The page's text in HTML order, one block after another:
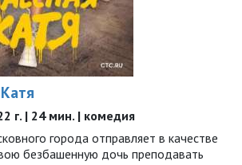
г. | 24 мин. | комедия
города отправляет в качестве
безбашенную дочь преподавать